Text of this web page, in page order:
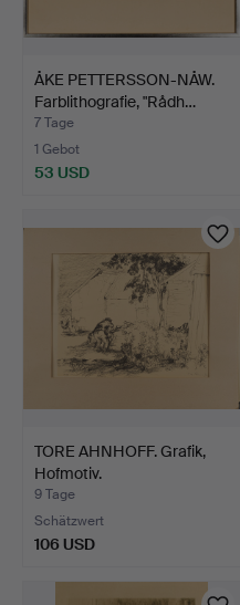
ÅKE PETTERSSON-NÅW.
Farblithografie, "Rådh…
7 Tage
1 Gebot
53 USD
TORE AHNHOFF. Grafik,
Hofmotiv.
9 Tage
Schätzwert
106 USD